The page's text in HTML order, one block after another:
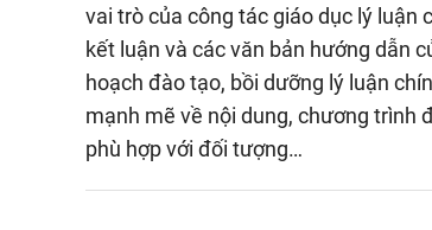
vai trò của công tác giáo dục lý luận
kết luận và các văn bản hướng dẫn
hoạch đào tạo, bồi dưỡng lý luận
mạnh mẽ về nội dung, chương trình
phù hợp với đối tượng…